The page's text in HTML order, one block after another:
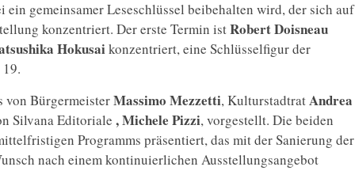
gemeinsamer Leseschlüssel beibehalten wird, der sich auf
konzentriert. Der erste Termin istRobertDoisneau
Hokusaikonzentriert, eine Schlüsselfigur der
von BürgermeisterMassimo Mezzetti, KulturstadtratAndrea
Silvana Editoriale , Michele Pizzi, vorgestellt. Die beiden
Programms präsentiert, das mit der Sanierung der
nach einem kontinuierlichen Ausstellungsangebot